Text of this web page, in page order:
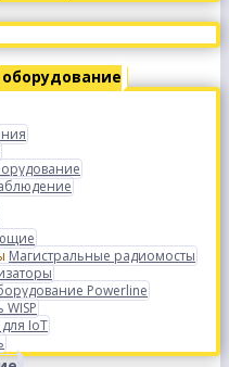
Магистральные радиомосты
Powerline
WISP
IoT